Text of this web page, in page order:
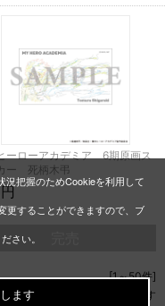
ーローアカデミア 6期原画ス
ー 死柄木弔
[1～50件]
件あります
況把握のためCookieを利用して
更することができますので、ブ
さい。
ます